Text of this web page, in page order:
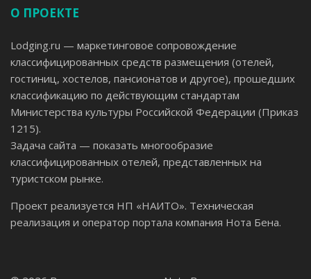
О ПРОЕКТЕ
Lodging.ru — маркетинговое сопровождение
классифицированных средств размещения (отелей,
гостиниц, хостелов, пансионатов и другое), прошедших
классификацию по действующим стандартам
Министерства культуры Российской Федерации (Приказ
1215).
Задача сайта — показать многообразие
классифицированных отелей, представленных на
туристском рынке.
Проект реализуется НП «НАИТО». Техническая
реализация и оператор портала компания Нота Бена.